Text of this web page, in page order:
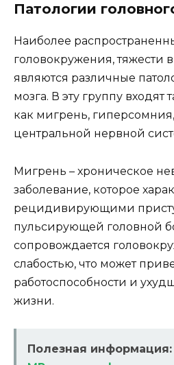
Патологии
Наиболее
головокружения, тяжести
являются различные
мозга. В эту группу входят
как мигрень,
центральной нервной
Мигрень – хроническое
заболевание, которое
рецидивирующими
пульсирующей головной
сопровождается
слабостью, что может
работоспособности и
жизни.
Полезная информация: